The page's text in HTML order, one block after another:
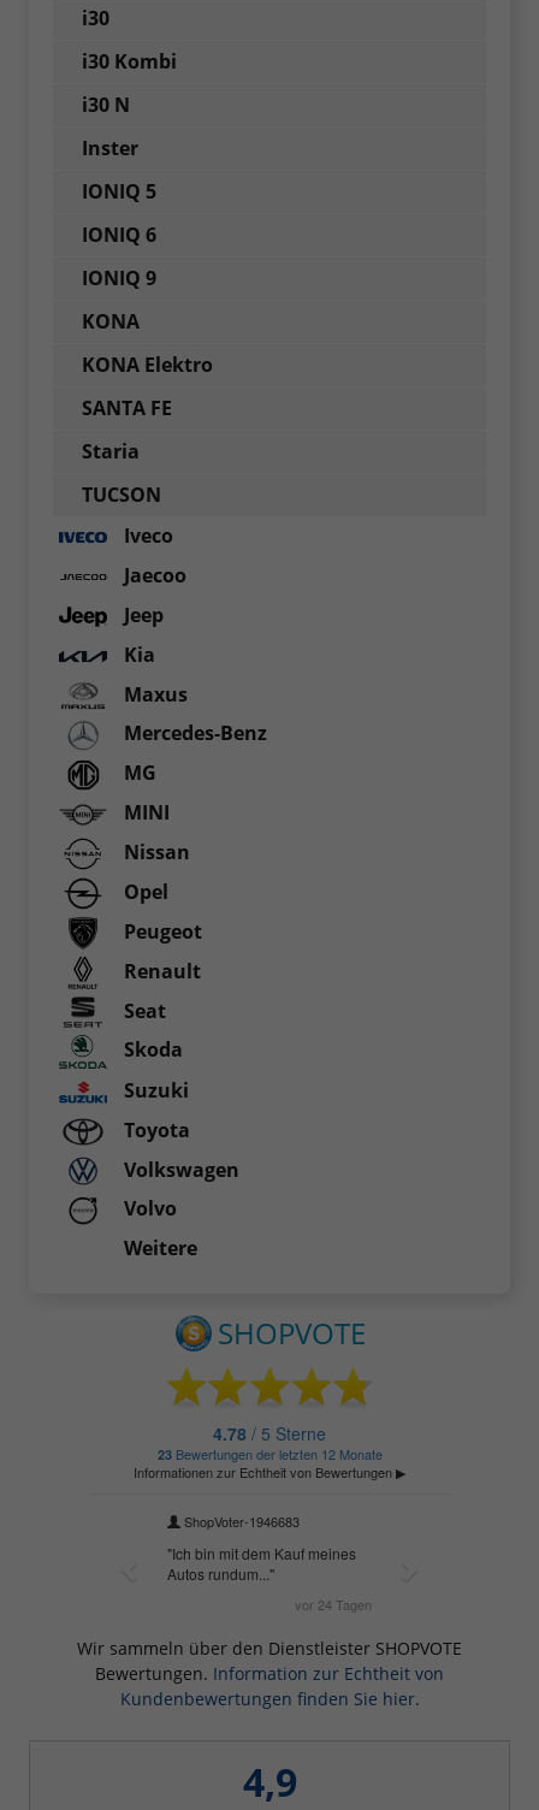
i30
i30 Kombi
i30 N
Inster
IONIQ 5
IONIQ 6
IONIQ 9
KONA
KONA Elektro
SANTA FE
Staria
TUCSON
Iveco
Jaecoo
Jeep
Kia
Maxus
Mercedes-Benz
MG
MINI
Nissan
Opel
Peugeot
Renault
Seat
Skoda
Suzuki
Toyota
Volkswagen
Volvo
Weitere
Wir sammeln über den Dienstleister SHOPVOTE
Bewertungen. Information zur Echtheit von
Kundenbewertungen finden Sie hier.
4,9